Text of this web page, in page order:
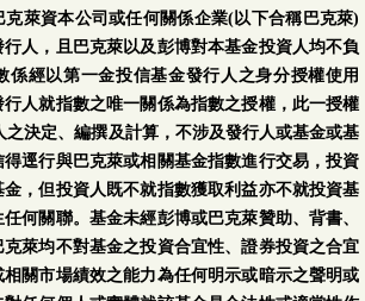
萊資本公司或任何關係企業(以下合稱巴克萊)
人，且巴克萊以及彭博對本基金投資人均不負
係經以第一金投信基金發行人之身分授權使用
人就指數之唯一關係為指數之授權，此一授權
之決定、編撰及計算，不涉及發行人或基金或基
逕行與巴克萊或相關基金指數進行交易，投資
金，但投資人既不就指數獲取利益亦不就投資基
何關聯。基金未經彭博或巴克萊贊助、背書、
萊均不對基金之投資合宜性、證券投資之合宜
關市場績效之能力為任何明示或暗示之聲明或